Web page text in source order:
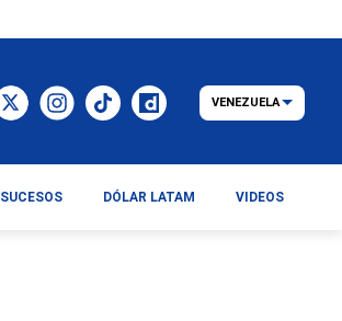
VENEZUELA
SUCESOS DÓLAR LATAM VIDEOS